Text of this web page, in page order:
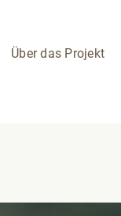
Über das Projekt